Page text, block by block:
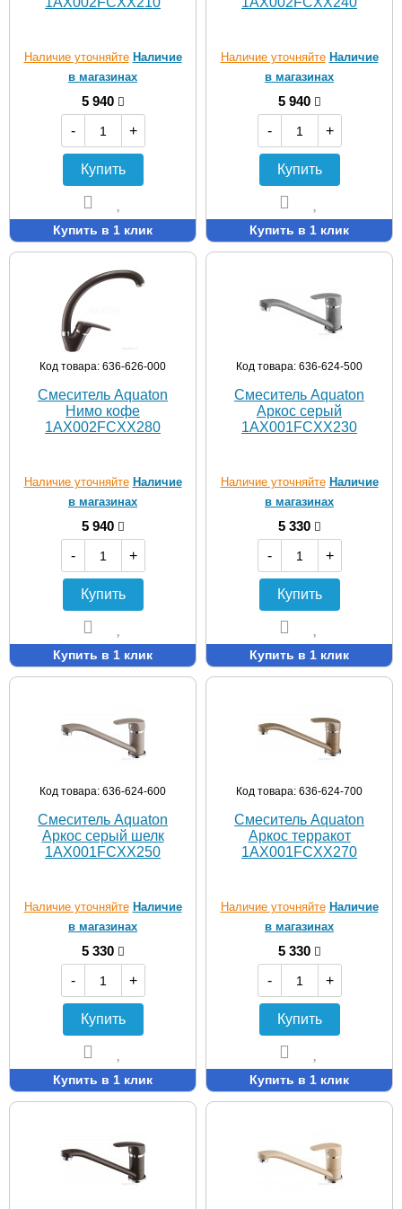
Наличие уточняйте Наличие
в магазинах
5 940
-
+
Купить
Купить в 1 клик
Наличие уточняйте Наличие
в магазинах
5 940
-
+
Купить
Купить в 1 клик
Код товара: 636-626-000
Смеситель Aquaton
Нимо кофе
1AX002FCXX280
Наличие уточняйте Наличие
в магазинах
5 940
-
+
Купить
Купить в 1 клик
Код товара: 636-624-500
Смеситель Aquaton
Аркос серый
1AX001FCXX230
Наличие уточняйте Наличие
в магазинах
5 330
-
+
Купить
Купить в 1 клик
Код товара: 636-624-600
Смеситель Aquaton
Аркос серый шелк
1AX001FCXX250
Наличие уточняйте Наличие
в магазинах
5 330
-
+
Купить
Купить в 1 клик
Код товара: 636-624-700
Смеситель Aquaton
Аркос терракот
1AX001FCXX270
Наличие уточняйте Наличие
в магазинах
5 330
-
+
Купить
Купить в 1 клик